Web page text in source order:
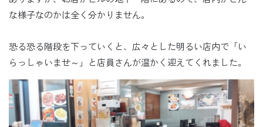
な様子なのかは全く分かりません。
恐る恐る階段を下っていくと、広々とした明るい店内で「い
らっしゃいませ～」と店員さんが温かく迎えてくれました。